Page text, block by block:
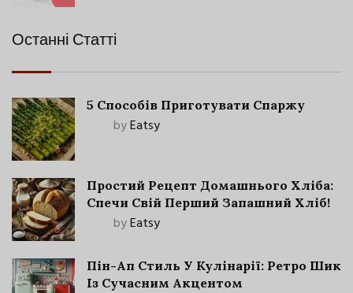
Останні Статті
5 Способів Приготувати Спаржу
byEatsy
Простий Рецепт Домашнього Хліба:
Спечи Свій Перший Запашний Хліб!
byEatsy
Пін-Ап Стиль У Кулінарії: Ретро Шик
Із Сучасним Акцентом